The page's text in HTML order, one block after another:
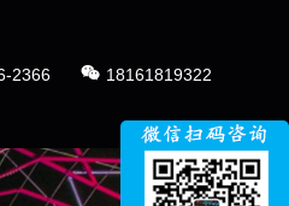
2366 18161819322